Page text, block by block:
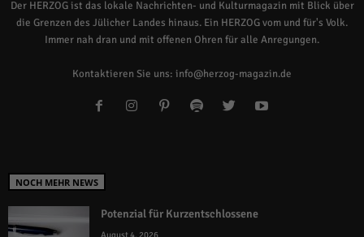
Der HERZOG ist das lokale Nachrichten- und Kulturmagazin mit Blick über
die Grenzen des Jülicher Landes hinaus. Ein HERZOG vom und für's Volk.
Immer nah dran und mit offenen Ohren für alle Anregungen.
Kontaktieren Sie uns: info@herzog-magazin.de
NOCH MEHR NEWS
Potenzial für Kurzentschlossene